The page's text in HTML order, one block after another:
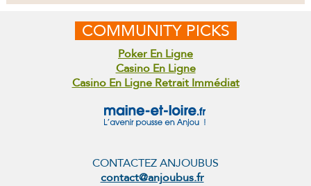
COMMUNITY PICKS
Poker En Ligne
Casino En Ligne
Casino En Ligne Retrait Immédiat
CONTACTEZ ANJOUBUS
contact@anjoubus.fr